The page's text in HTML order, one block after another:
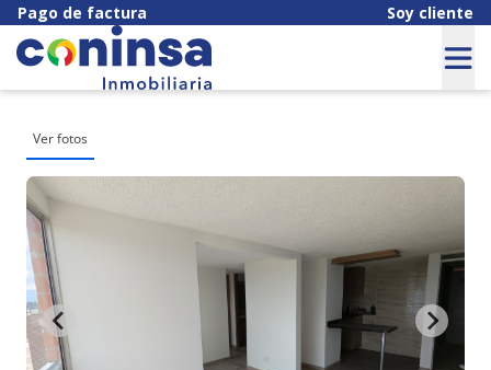
Pago de factura Soy cliente
Ver fotos